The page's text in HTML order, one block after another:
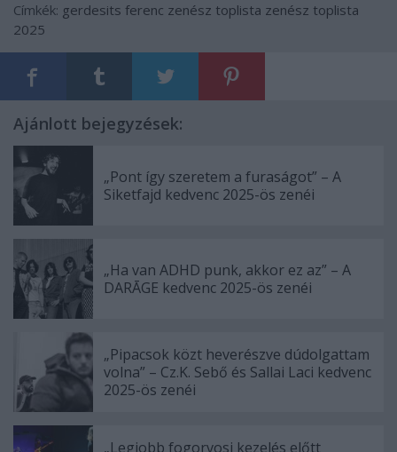
Címkék: gerdesits ferenc zenész toplista zenész toplista
2025
Ajánlott bejegyzések:
„Pont így szeretem a furaságot” – A
Siketfajd kedvenc 2025-ös zenéi
„Ha van ADHD punk, akkor ez az” – A
DARĀGE kedvenc 2025-ös zenéi
„Pipacsok közt heverészve dúdolgattam
volna” – Cz.K. Sebő és Sallai Laci kedvenc
2025-ös zenéi
„Legjobb fogorvosi kezelés előtt